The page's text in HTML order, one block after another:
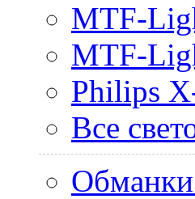
MTF-
MTF-
Philips
Все
Обманки